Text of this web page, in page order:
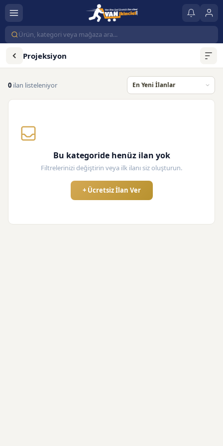
Projeksiyon
0 ilan listeleniyor
Bu kategoride henüz ilan yok
Filtrelerinizi değiştirin veya ilk ilanı siz oluşturun.
+ Ücretsiz İlan Ver